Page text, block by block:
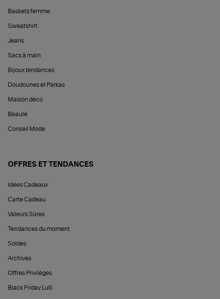
Baskets femme
Sweatshirt
Jeans
Sacs à main
Bijoux tendances
Doudounes et Parkas
Maison déco
Beauté
Conseil Mode
OFFRES ET TENDANCES
Idées Cadeaux
Carte Cadeau
Valeurs Sûres
Tendances du moment
Soldes
Archives
Offres Privilèges
Black Friday Lulli